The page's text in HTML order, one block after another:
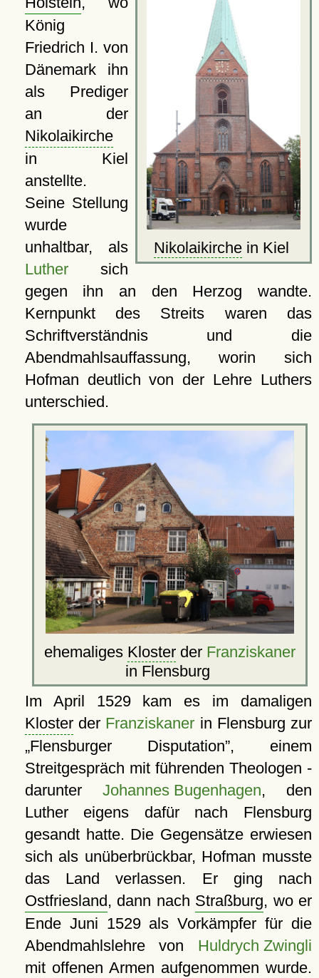
Nikolaikirche in Kiel
König
Friedrich I. von
Dänemark ihn
als Prediger
an der
Nikolaikirche
in Kiel
anstellte.
Seine Stellung
wurde
unhaltbar, als
Luthersich
gegen ihn an den Herzog wandte.
Kernpunkt des Streits waren das
Schriftverständnis und die
Abendmahlsauffassung, worin sich
Hofman deutlich von der Lehre Luthers
unterschied.
ehemaliges Klosterder Franziskaner
in Flensburg
Im April 1529 kam es im damaligen
Klosterder Franziskaner in Flensburg zur
Flensburger Disputation , einem
Streitgespräch mit führenden Theologen -
darunter Johannes Bugenhagen, den
Luther eigens dafür nach Flensburg
gesandt hatte. Die Gegensätze erwiesen
sich als unüberbrückbar, Hofman musste
das Land verlassen. Er ging nach
Ostfriesland, dann nach Straßburg, wo er
Ende Juni 1529 als Vorkämpfer für die
Abendmahlslehre von Huldrych Zwingli
mit offenen Armen aufgenommen wurde.